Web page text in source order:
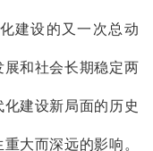
建设的又一次总动
和社会长期稳定两
建设新局面的历史
大而深远的影响。